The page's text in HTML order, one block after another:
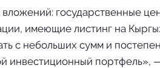
государственные
имеющие листинг на
с небольших сумм и
инвестиционный портфель»,